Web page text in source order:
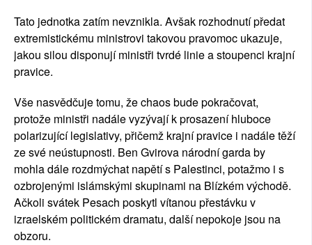
Tato jednotka zatím nevznikla. Avšak rozhodnutí předat
extremistickému ministrovi takovou pravomoc ukazuje,
jakou silou disponují ministři tvrdé linie a stoupenci krajní
pravice.
Vše nasvědčuje tomu, že chaos bude pokračovat,
protože ministři nadále vyzývají k prosazení hluboce
polarizující legislativy, přičemž krajní pravice i nadále těží
ze své neústupnosti. Ben Gvirova národní garda by
mohla dále rozdmýchat napětí s Palestinci, potažmo i s
ozbrojenými islámskými skupinami na Blízkém východě.
Ačkoli svátek Pesach poskytl vítanou přestávku v
izraelském politickém dramatu, další nepokoje jsou na
obzoru.